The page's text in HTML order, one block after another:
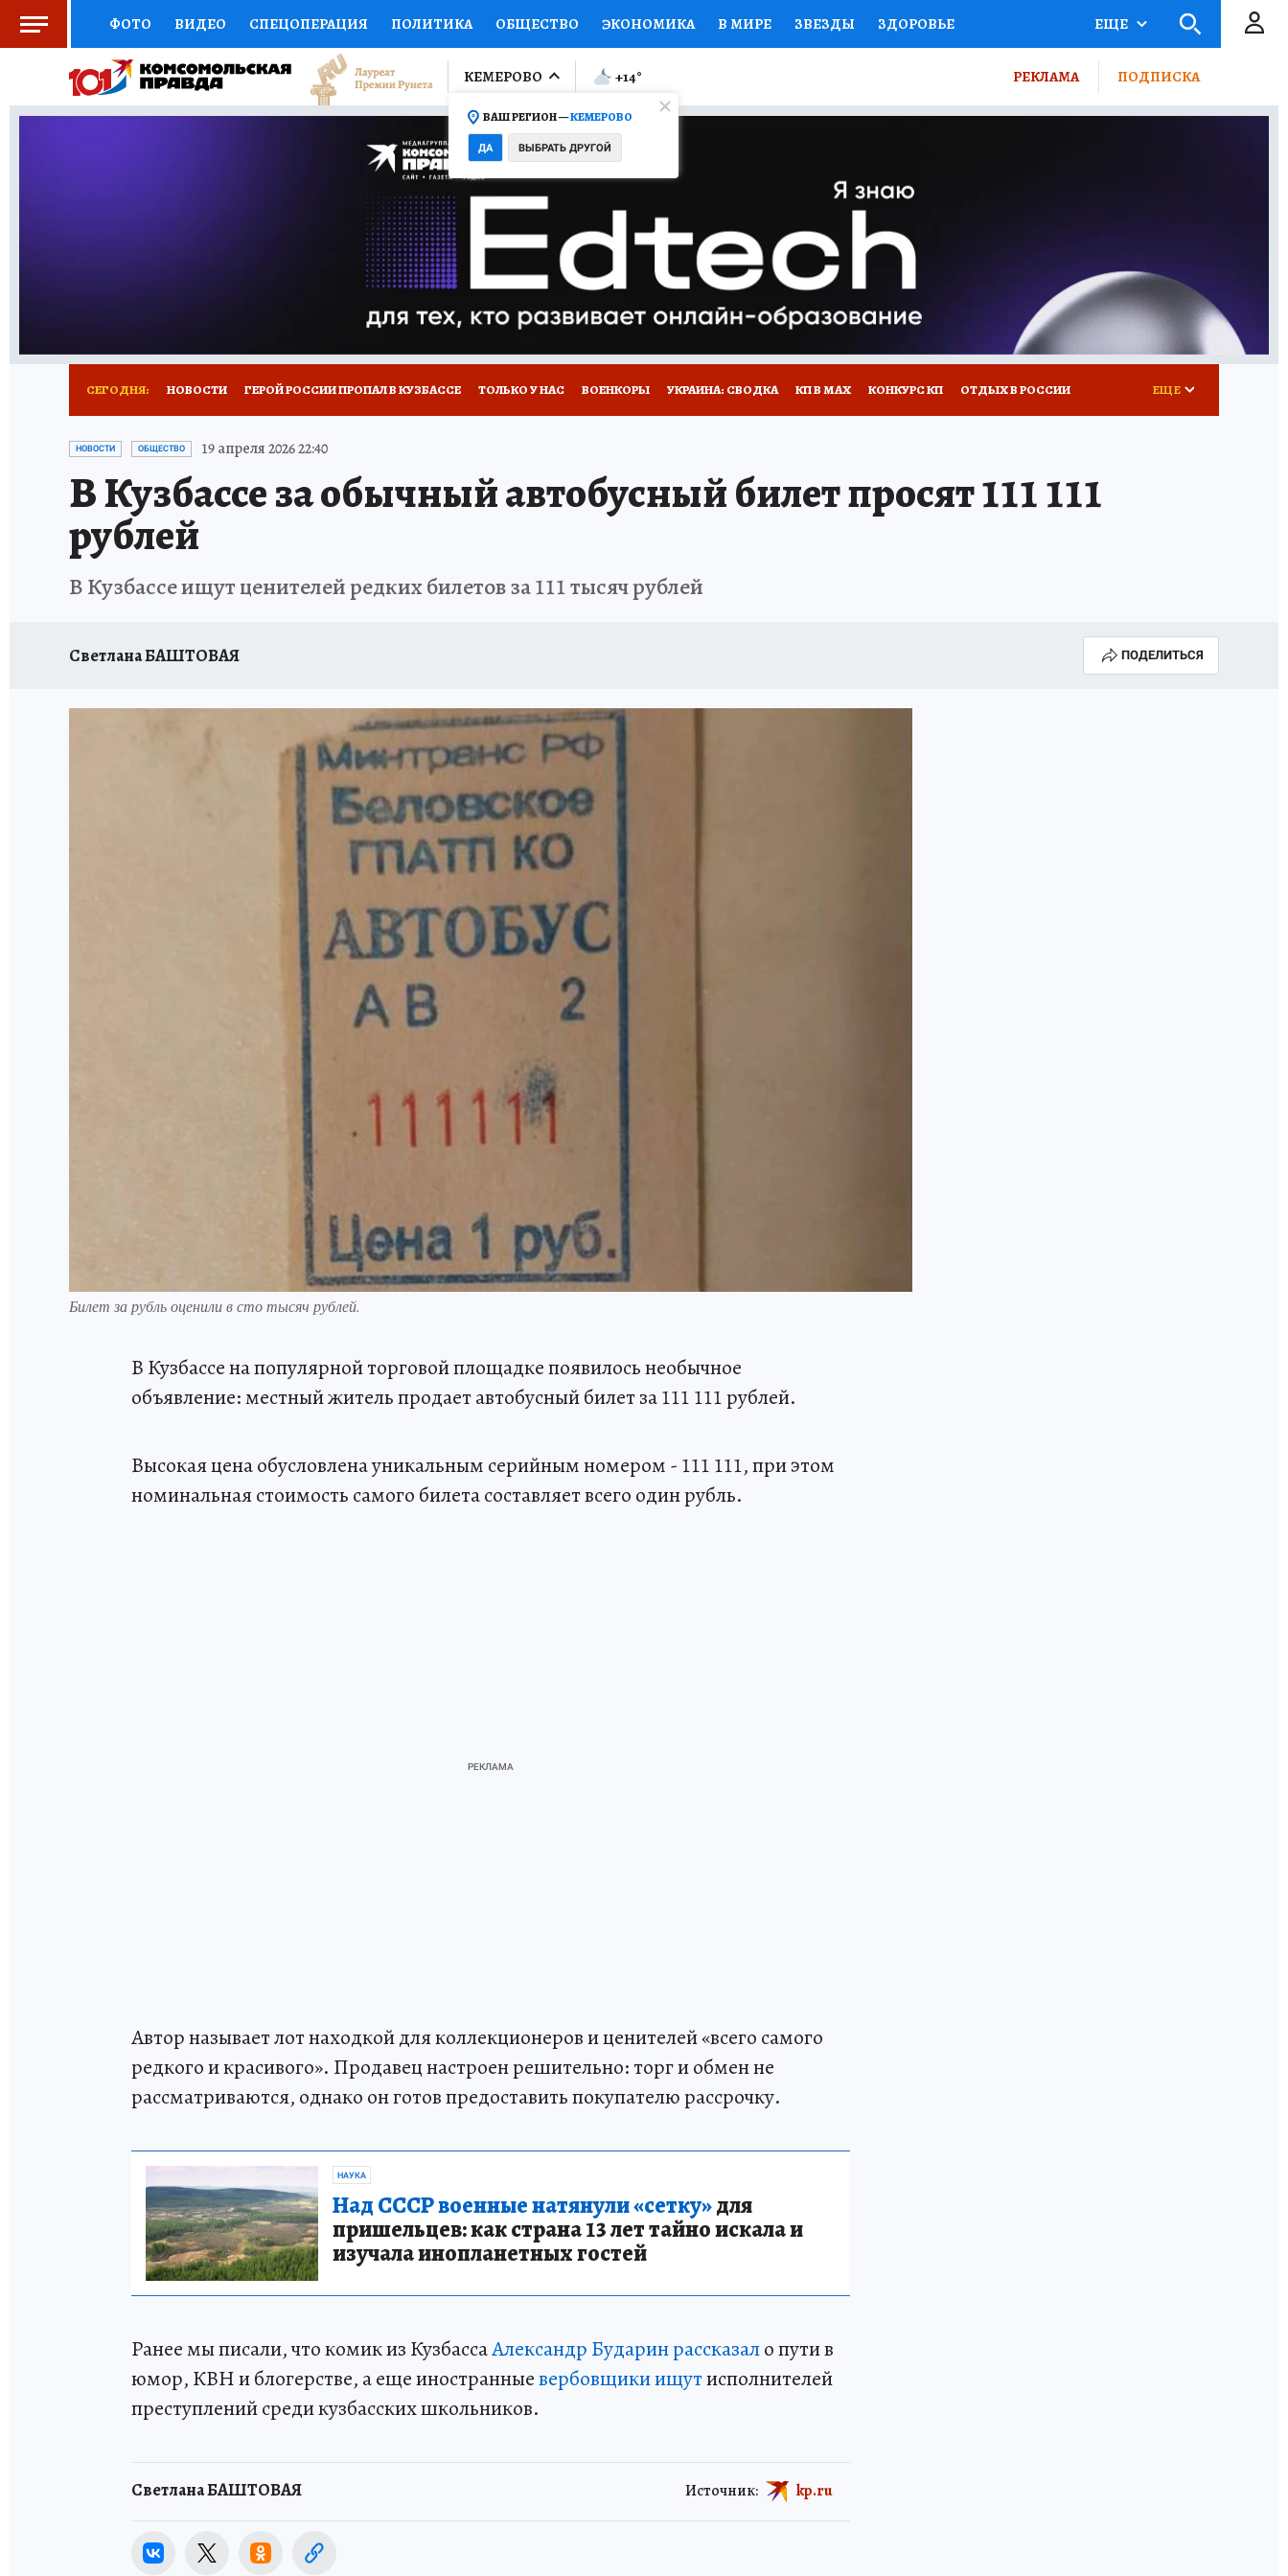
ФОТО ВИДЕО СПЕЦОПЕРАЦИЯ ПОЛИТИКА ОБЩЕСТВО ЭКОНОМИКА В МИРЕ ЗВЕЗДЫ ЗДОРОВЬЕ
СОЦПОДДЕРЖКА НАУКА СПОРТ КОЛУМНИСТЫ ПРОИСШЕСТВИЯ
ВЫБОР ЭКСПЕРТОВ ДОКТОР ФИНАНСЫ ОТКРЫВАЕМ МИР Я ЗНАЮ СЕМЬЯ ЖЕНСКИЕ СЕКРЕТЫ ПУТЕВОДИТЕЛЬ
ПРОГНОЗЫ НА СПОРТ ПРОМОКОДЫ СЕРИАЛЫ
ТЕЛЕВИЗОР КОНКУРСЫ РАБОТА У НАС ГИД ПОТРЕБИТЕЛЯ
НОВОЕ НА САЙТЕ
ЕЩЕ
КЕМЕРОВО
ВАШ РЕГИОН —КЕМЕРОВО
ДА ВЫБРАТЬ ДРУГОЙ
+14° РЕКЛАМА ПОДПИСКА
СЕГОДНЯ: НОВОСТИ ГЕРОЙ РОССИИ ПРОПАЛ В КУЗБАССЕ ТОЛЬКО У НАС ВОЕНКОРЫ УКРАИНА: СВОДКА КП В МАХ КОНКУРС КП ОТДЫХ В РОССИИ
ЗАПОВЕДНАЯ РОССИЯ ПРОИСШЕСТВИЯ
ЕЩЕ
НОВОСТИ ОБЩЕСТВО 19 апреля 2026 22:40
В Кузбассе за обычный автобусный билет просят 111 111
рублей
В Кузбассе ищут ценителей редких билетов за 111 тысяч рублей
Светлана БАШТОВАЯ ПОДЕЛИТЬСЯ
Билет за рубль оценили в сто тысяч рублей.
В Кузбассе на популярной торговой площадке появилось необычное
объявление: местный житель продает автобусный билет за 111 111 рублей.
Высокая цена обусловлена уникальным серийным номером - 111 111, при этом
номинальная стоимость самого билета составляет всего один рубль.
Автор называет лот находкой для коллекционеров и ценителей «всего самого
редкого и красивого». Продавец настроен решительно: торг и обмен не
рассматриваются, однако он готов предоставить покупателю рассрочку.
НАУКА
Над СССР военные натянули «сетку»для
пришельцев: как страна 13 лет тайно искала и
изучала инопланетных гостей
Ранее мы писали, что комик из КузбассаАлександр Бударин рассказало пути в
юмор, КВН и блогерстве, а еще иностранныевербовщики ищутисполнителей
преступлений среди кузбасских школьников.
Светлана БАШТОВАЯ Источник: kp.ru